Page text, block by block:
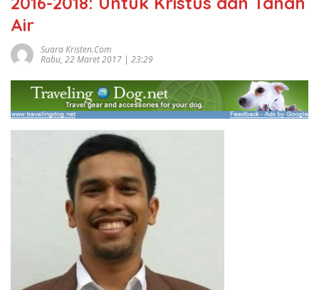
Air
Suara Kristen.com
Rabu, 22 Maret 2017 | 23:29